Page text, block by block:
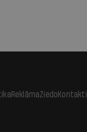
ReklāmaZiedoKontakti